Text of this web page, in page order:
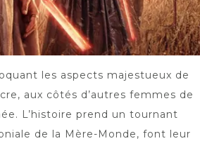
les aspects majestueux de
aux côtés d’autres femmes de
L’histoire prend un tournant
de la Mère-Monde, font leur